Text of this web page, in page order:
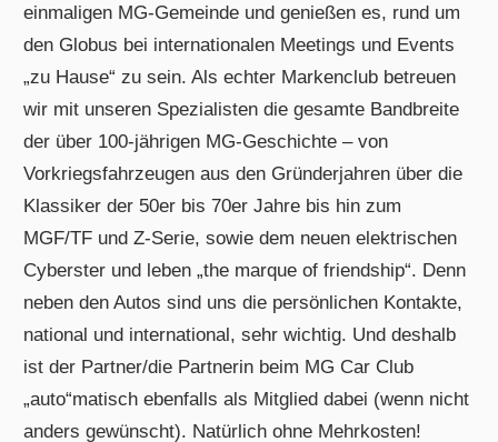
einmaligen MG-Gemeinde und genießen es, rund um
den Globus bei internationalen Meetings und Events
„zu Hause“ zu sein. Als echter Markenclub betreuen
wir mit unseren Spezialisten die gesamte Bandbreite
der über 100-jährigen MG-Geschichte – von
Vorkriegsfahrzeugen aus den Gründerjahren über die
Klassiker der 50er bis 70er Jahre bis hin zum
MGF/TF und Z-Serie, sowie dem neuen elektrischen
Cyberster und leben „the marque of friendship“. Denn
neben den Autos sind uns die persönlichen Kontakte,
national und international, sehr wichtig. Und deshalb
ist der Partner/die Partnerin beim MG Car Club
„auto“matisch ebenfalls als Mitglied dabei (wenn nicht
anders gewünscht). Natürlich ohne Mehrkosten!